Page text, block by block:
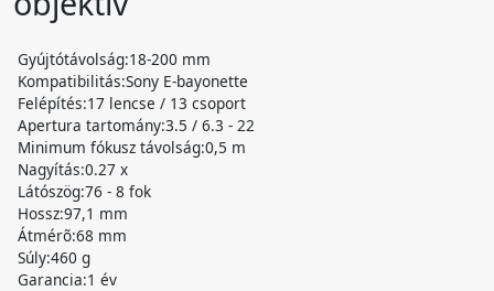
Gyújtótávolság:18-200 mm
Kompatibilitás:Sony E-bayonette
Felépítés:17 lencse / 13 csoport
Apertura tartomány:3.5 / 6.3 - 22
Minimum fókusz távolság:0,5 m
Nagyítás:0.27 x
Látószög:76 - 8 fok
Hossz:97,1 mm
Átmérõ:68 mm
Súly:460 g
Garancia:1 év